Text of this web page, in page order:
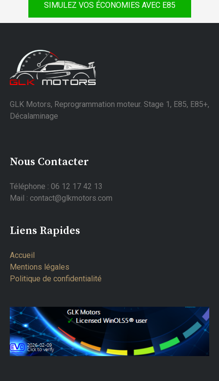
SIMULEZ VOS ÉCONOMIES AVEC E85
GLK Motors, Reprogrammation moteur. Stage 1, E85, E85+,
Décalaminage
Nous Contacter
Téléphone : 06 12 17 42 13
Mail : contact@glkmotors.com
Liens Rapides
Accueil
Mentions légales
Politique de confidentialité